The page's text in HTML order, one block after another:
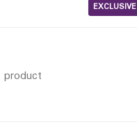
EXCLUSIVE
product